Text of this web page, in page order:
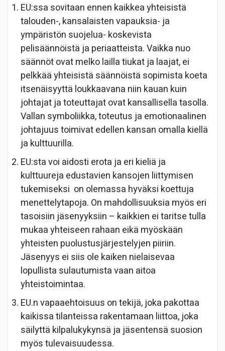
EU:ssa sovitaan ennen kaikkea yhteisistä
talouden-, kansalaisten vapauksia- ja
ympäristön suojelua- koskevista
pelisäännöistä ja periaatteista. Vaikka nuo
säännöt ovat melko lailla tiukat ja laajat, ei
pelkkää yhteisistä säännöistä sopimista koeta
itsenäisyyttä loukkaavana niin kauan kuin
johtajat ja toteuttajat ovat kansallisella tasolla.
Vallan symboliikka, toteutus ja emotionaalinen
johtajuus toimivat edellen kansan omalla kiellä
ja kulttuurilla.
EU:sta voi aidosti erota ja eri kieliä ja
kulttuureja edustavien kansojen liittymisen
tukemiseksi on olemassa hyväksi koettuja
menettelytapoja. On mahdollisuuksia myös eri
tasoisiin jäsenyyksiin – kaikkien ei taritse tulla
mukaa yhteiseen rahaan eikä myöskään
yhteisten puolustusjärjestelyjen piiriin.
Jäsenyys ei siis ole kaiken nielaisevaa
lopullista sulautumista vaan aitoa
yhteistoimintaa.
EU.n vapaaehtoisuus on tekijä, joka pakottaa
kaikissa tilanteissa rakentamaan liittoa, joka
säilyttä kilpalukykynsä ja jäsentensä suosion
myös tulevaisuudessa.